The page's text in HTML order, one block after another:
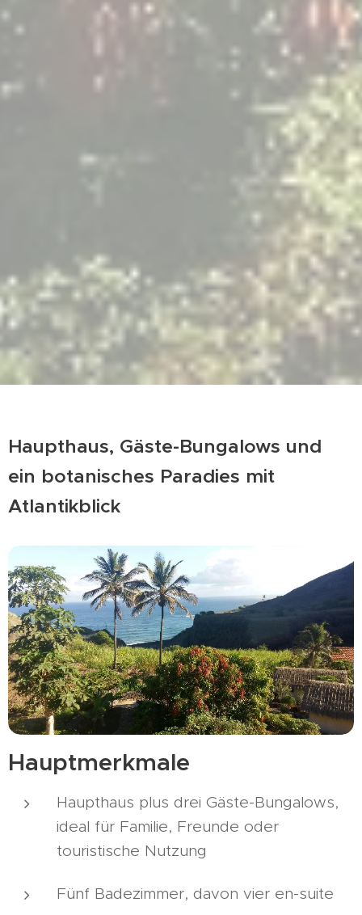
Haupthaus, Gäste-Bungalows und
ein botanisches Paradies mit
Atlantikblick
Hauptmerkmale
Haupthaus plus drei Gäste-Bungalows,
ideal für Familie, Freunde oder
touristische Nutzung
Fünf Badezimmer, davon vier en-suite